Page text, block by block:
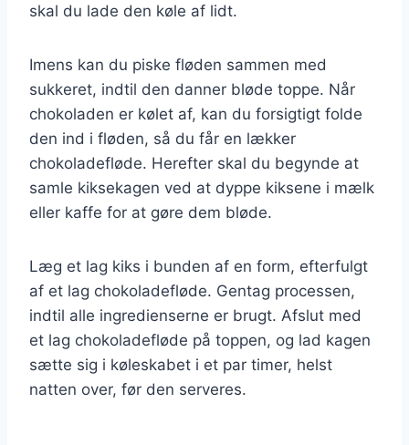
skal du lade den køle af lidt.
Imens kan du piske fløden sammen med
sukkeret, indtil den danner bløde toppe. Når
chokoladen er kølet af, kan du forsigtigt folde
den ind i fløden, så du får en lækker
chokoladefløde. Herefter skal du begynde at
samle kiksekagen ved at dyppe kiksene i mælk
eller kaffe for at gøre dem bløde.
Læg et lag kiks i bunden af en form, efterfulgt
af et lag chokoladefløde. Gentag processen,
indtil alle ingredienserne er brugt. Afslut med
et lag chokoladefløde på toppen, og lad kagen
sætte sig i køleskabet i et par timer, helst
natten over, før den serveres.